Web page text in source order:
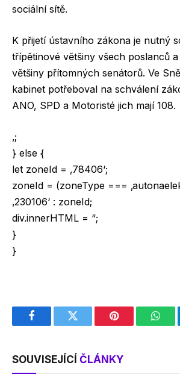
sociální sítě.
K přijetí ústavního zákona je nutný
třípětinové většiny všech poslanců
většiny přítomných senátorů. Ve
kabinet potřeboval na schválení
ANO, SPD a Motoristé jich mají 108.
‚;
} else {
let zoneId = ‚78406‘;
zoneId = (zoneType ===
‚230106‘ : zoneId;
div.innerHTML = “;
}
}
FacebookTwitter Pinterest
SOUVISEJÍCÍ ČLÁNKY